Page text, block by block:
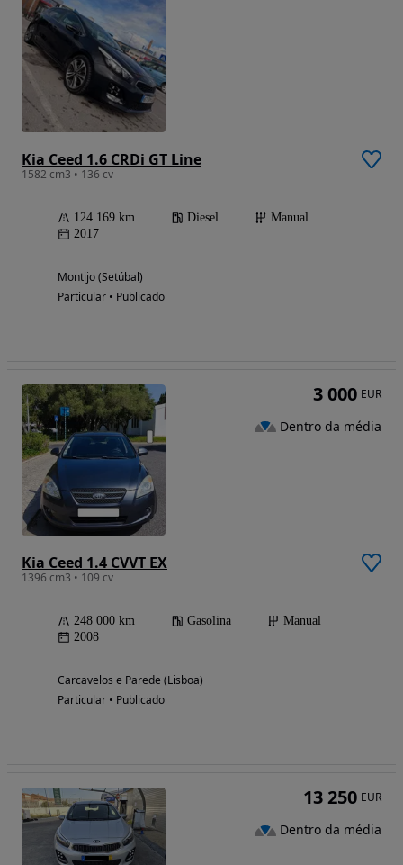
Kia Ceed 1.6 CRDi GT Line
1582 cm3 • 136 cv
124 169 km Diesel
Manual
2017
Montijo (Setúbal)
Particular • Publicado
Kia Ceed 1.4 CVVT EX
1396 cm3 • 109 cv
248 000 km Gasolina
Manual
2008
Carcavelos e Parede (Lisboa)
Particular • Publicado
3 000 EUR
Dentro da média
13 250 EUR
Dentro da média